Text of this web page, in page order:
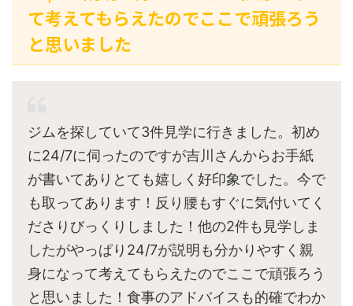
て考えてもらえたのでここで頑張ろう
と思いました
ジムを探していて3件見学に行きました。初め
に24/7に伺ったのですが吉川さんからお手紙
が書いてありとても嬉しく好印象でした。今で
も取ってあります！反り腰もすぐに気付いてく
ださりびっくりしました！他の2件も見学しま
したがやっぱり24/7が説明も分かりやすく親
身になって考えてもらえたのでここで頑張ろう
と思いました！食事のアドバイスも的確でわか